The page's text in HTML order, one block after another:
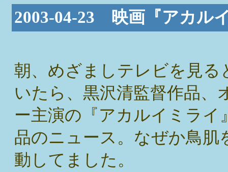
2003-04-23 映画『アカル
朝、めざましテレビを見る
いたら、黒沢清監督作品、
ー主演の『アカルイミライ
品のニュース。なぜか鳥肌
動してました。